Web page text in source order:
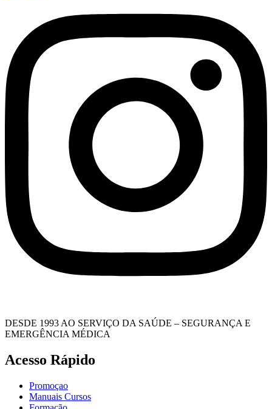
DESDE 1993 AO SERVIÇO DA SAÚDE – SEGURANÇA E
EMERGÊNCIA MÉDICA
Acesso Rápido
Promoçao
Manuais Cursos